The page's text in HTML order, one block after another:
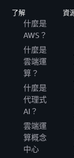
了解
什麼是
AWS？
什麼是
雲端運
算？
什麼是
代理式
AI？
雲端運
算概念
中心
資